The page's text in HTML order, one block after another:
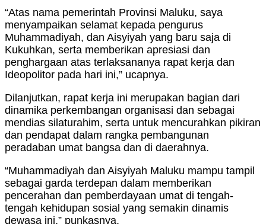
“Atas nama pemerintah Provinsi Maluku, saya
menyampaikan selamat kepada pengurus
Muhammadiyah, dan Aisyiyah yang baru saja di
Kukuhkan, serta memberikan apresiasi dan
penghargaan atas terlaksananya rapat kerja dan
Ideopolitor pada hari ini,” ucapnya.
Dilanjutkan, rapat kerja ini merupakan bagian dari
dinamika perkembangan organisasi dan sebagai
mendias silaturahim, serta untuk mencurahkan pikiran
dan pendapat dalam rangka pembangunan
peradaban umat bangsa dan di daerahnya.
“Muhammadiyah dan Aisyiyah Maluku mampu tampil
sebagai garda terdepan dalam memberikan
pencerahan dan pemberdayaan umat di tengah-
tengah kehidupan sosial yang semakin dinamis
dewasa ini,” punkasnya.